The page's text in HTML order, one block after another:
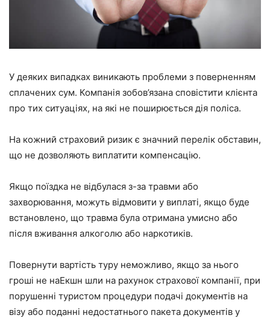
У деяких випадках виникають проблеми з поверненням
сплачених сум. Компанія зобов’язана сповістити клієнта
про тих ситуаціях, на які не поширюється дія поліса.
На кожний страховий ризик є значний перелік обставин,
що не дозволяють виплатити компенсацію.
Якщо поїздка не відбулася з-за травми або
захворювання, можуть відмовити у виплаті, якщо буде
встановлено, що травма була отримана умисно або
після вживання алкоголю або наркотиків.
Повернути вартість туру неможливо, якщо за нього
гроші не наЕкшн шли на рахунок страхової компанії, при
порушенні туристом процедури подачі документів на
візу або поданні недостатнього пакета документів у